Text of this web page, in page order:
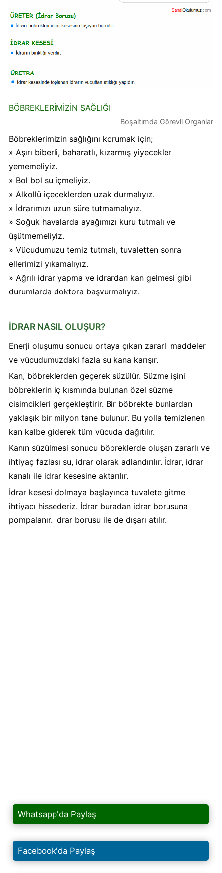
BÖBREKLERİMİZİN SAĞLIĞI
Boşaltımda Görevli Organlar
Böbreklerimizin sağlığını korumak için;
» Aşırı biberli, baharatlı, kızarmış yiyecekler
yememeliyiz.
» Bol bol su içmeliyiz.
» Alkollü içeceklerden uzak durmalıyız.
» İdrarımızı uzun süre tutmamalıyız.
» Soğuk havalarda ayağımızı kuru tutmalı ve
üşütmemeliyiz.
» Vücudumuzu temiz tutmalı, tuvaletten sonra
ellerimizi yıkamalıyız.
» Ağrılı idrar yapma ve idrardan kan gelmesi gibi
durumlarda doktora başvurmalıyız.
İDRAR NASIL OLUŞUR?
Enerji oluşumu sonucu ortaya çıkan zararlı maddeler
ve vücudumuzdaki fazla su kana karışır.
Kan, böbreklerden geçerek süzülür. Süzme işini
böbreklerin iç kısmında bulunan özel süzme
cisimcikleri gerçekleştirir. Bir böbrekte bunlardan
yaklaşık bir milyon tane bulunur. Bu yolla temizlenen
kan kalbe giderek tüm vücuda dağıtılır.
Kanın süzülmesi sonucu böbreklerde oluşan zararlı ve
ihtiyaç fazlası su, idrar olarak adlandırılır. İdrar, idrar
kanalı ile idrar kesesine aktarılır.
İdrar kesesi dolmaya başlayınca tuvalete gitme
ihtiyacı hissederiz. İdrar buradan idrar borusuna
pompalanır. İdrar borusu ile de dışarı atılır.
Whatsapp'da Paylaş
Facebook'da Paylaş